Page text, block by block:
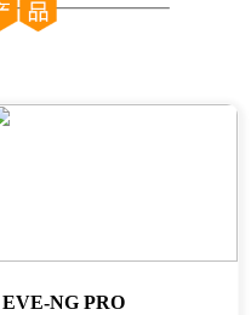
EVE-NG PRO